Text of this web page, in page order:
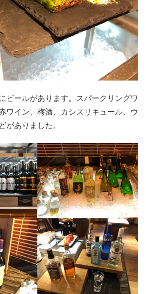
ビールがあります。スパークリングワ
ワイン、梅酒、カシスリキュール、ウ
がありました。